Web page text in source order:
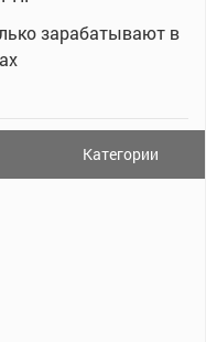
зарабатывают в
Категории